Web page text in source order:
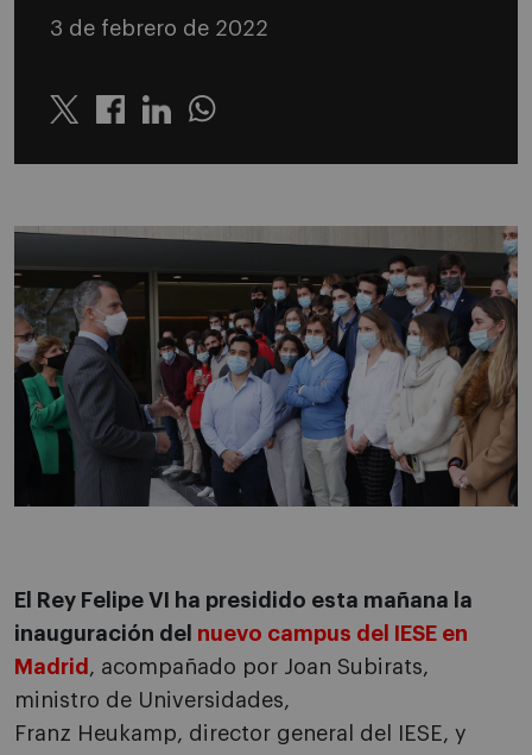
3 de febrero de 2022
Twitter LinkedinWhatsapp
El Rey Felipe VI ha presidido esta mañana la
inauguración del nuevo campus del IESE en
Madrid , acompañado por Joan Subirats,
ministro de Universidades,
Franz Heukamp, director general del IESE, y